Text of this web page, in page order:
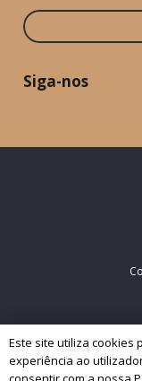
Siga-nos
© Rede
Este site utiliza cookies
experiência ao